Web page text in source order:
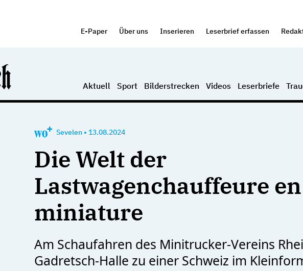
E-Paper Über uns Inserieren Leserbrief erfassen
Aktuell Sport Bilderstrecken Videos Leserbriefe
Sevelen • 13.08.2024
Die Welt der
Lastwagenchauffeure en
miniature
Am Schaufahren des Minitrucker-Vereins
Gadretsch-Halle zu einer Schweiz im